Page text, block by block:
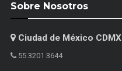
Sobre Nosotros
Ciudad de México CDMX
55 3201 3644